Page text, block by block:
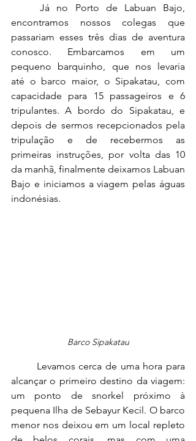
	Já no Porto de Labuan Bajo,
encontramos nossos colegas que
passariam esses três dias de aventura
conosco. Embarcamos em um
pequeno barquinho, que nos levaria
até o barco maior, o Sipakatau, com
capacidade para 15 passageiros e 6
tripulantes. A bordo do Sipakatau, e
depois de sermos recepcionados pela
tripulação e de recebermos as
primeiras instruções, por volta das 10
da manhã, finalmente deixamos Labuan
Bajo e iniciamos a viagem pelas águas
indonésias.
Barco Sipakatau
alcançar o primeiro destino da viagem:
um ponto de snorkel próximo à
pequena Ilha de Sebayur Kecil. O barco
menor nos deixou em um local repleto